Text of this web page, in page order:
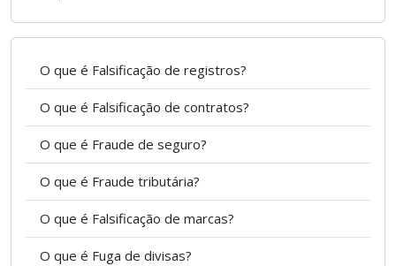
O que é Falsificação de registros?
O que é Falsificação de contratos?
O que é Fraude de seguro?
O que é Fraude tributária?
O que é Falsificação de marcas?
O que é Fuga de divisas?